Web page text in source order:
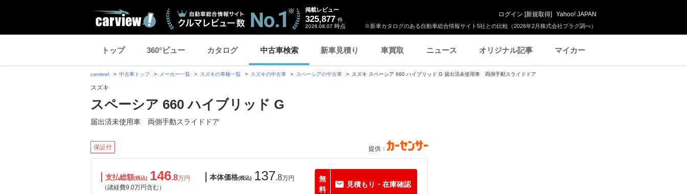
※新車カタログのある自動車総合情報サイト5社との比較（2026年2月株式会社プラグ調べ）
掲載レビュー
325,877 件
2026.08.07 時点
ログイン [新規取得] Yahoo! JAPAN
トップ 360°ビュー カタログ 中古車検索 新車見積り 車買取 ニュース オリジナル記事 マイカー
carview! 中古車トップ メーカー一覧 スズキの車種一覧 スズキの中古車 スペーシアの中古車 スズキ スペーシア 660 ハイブリッド G 届出済未使用車 両側手動スライドドア
スズキ
スペーシア 660 ハイブリッド G
届出済未使用車 両側手動スライドドア
保証付 提供：
支払総額(税込) 146.8万円
（諸経費9.0万円含む）
本体価格(税込) 137.8万円
無
料
見積もり・在庫確認